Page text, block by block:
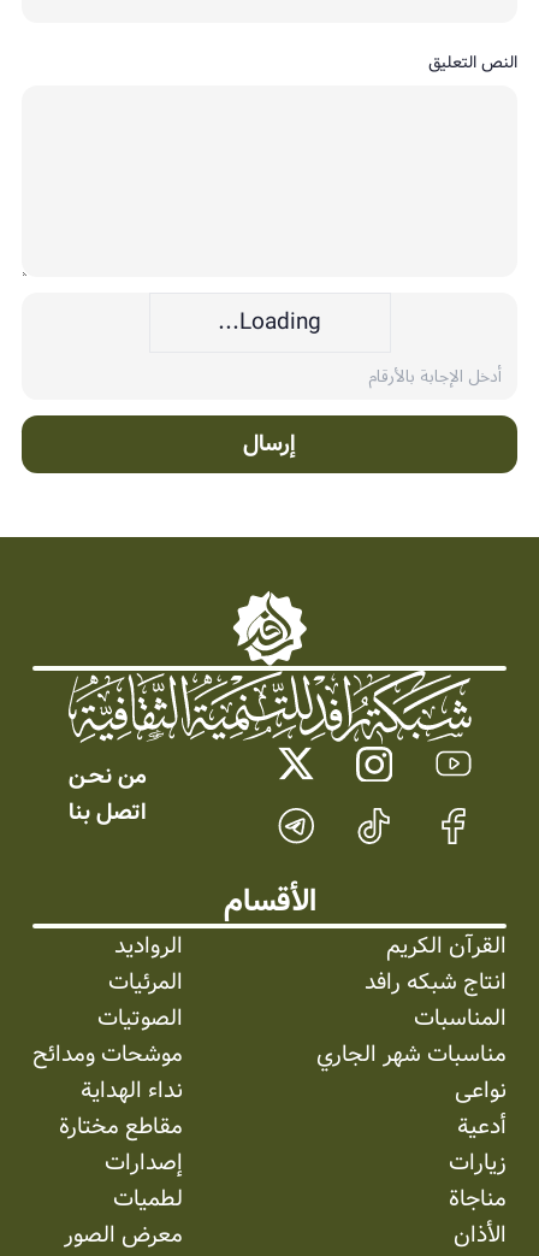
النص التعليق
Loading...
إرسال
من نحـن
اتصل بنا
الأقسام
القرآن الكريم
انتاج شبکه رافد
المناسبات
مناسبات شهر الجاري
نواعی
أدعية
زيارات
مناجاة
الأذان
الرواديد
المرئیات
الصوتیات
موشحات ومدائح
نداء الهداية
مقاطع مختارة
إصدارات
لطميات
معرض الصور